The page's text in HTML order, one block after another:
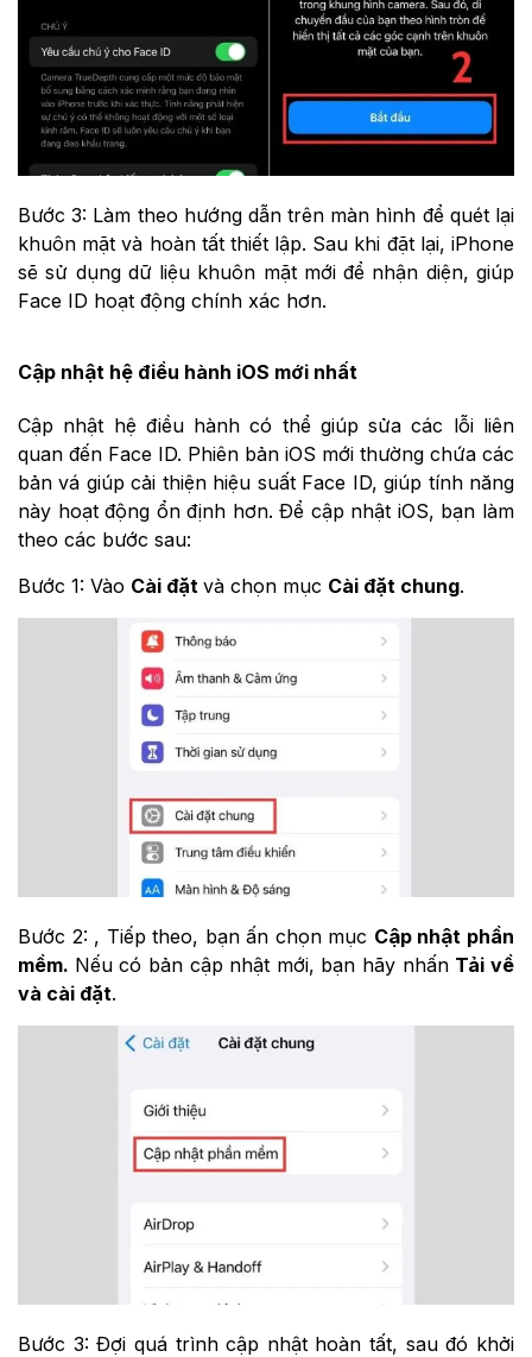
Bước 3: Làm theo hướng dẫn trên màn hình để quét lại
khuôn mặt và hoàn tất thiết lập. Sau khi đặt lại, iPhone
sẽ sử dụng dữ liệu khuôn mặt mới để nhận diện, giúp
Face ID hoạt động chính xác hơn.
Cập nhật hệ điều hành iOS mới nhất
Cập nhật hệ điều hành có thể giúp sửa các lỗi liên
quan đến Face ID. Phiên bản iOS mới thường chứa các
bản vá giúp cải thiện hiệu suất Face ID, giúp tính năng
này hoạt động ổn định hơn. Để cập nhật iOS, bạn làm
theo các bước sau:
Bước 1: Vào Cài đặt và chọn mục Cài đặt chung.
Bước 2: , Tiếp theo, bạnấn chọn mục Cập nhật phần
mềm. Nếu có bản cập nhật mới, bạn hãy nhấn Tải về
và cài đặt.
Bước 3: Đợi quá trình cập nhật hoàn tất, sau đó khởi